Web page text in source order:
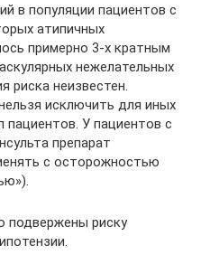
в популяции пациентов с
атипичных
примерно 3-х кратным
нежелательных
риска неизвестен.
исключить для иных
пациентов. У пациентов с
препарат
с осторожностью
подвержены риску